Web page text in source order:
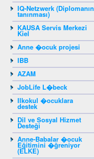
IQ-Netzwerk (Diplomanın
tanınması)
KAUSA Servis Merkezi
Kiel
Anne �ocuk projesi
IBB
AZAM
JobLife L�beck
Ilkokul �ocuklara
destek
Dil ve Sosyal Hizmet
Desteği
Anne-Babalar �ocuk
Eğitimini �ğreniyor
(ELKE)